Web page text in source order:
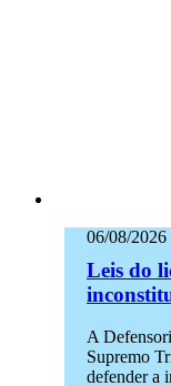
06/08/2026
Leis do
A
Supremo
defender a